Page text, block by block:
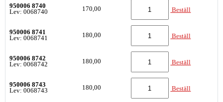
950006 8740
Lev: 0068740
170,00 Beställ
950006 8741
Lev: 0068741
180,00 Beställ
950006 8742
Lev: 0068742
180,00 Beställ
950006 8743
Lev: 0068743
180,00 Beställ